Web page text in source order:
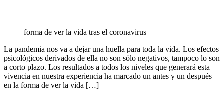
forma de ver la vida tras el coronavirus
La pandemia nos va a dejar una huella para toda la vida. Los efectos
psicológicos derivados de ella no son sólo negativos, tampoco lo son
a corto plazo. Los resultados a todos los niveles que generará esta
vivencia en nuestra experiencia ha marcado un antes y un después
en la forma de ver la vida […]